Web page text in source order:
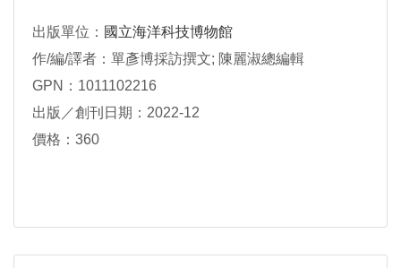
出版單位： 國立海洋科技博物館
作/編/譯者：單彥博採訪撰文; 陳麗淑總編輯
GPN：1011102216
出版／創刊日期：2022-12
價格：360